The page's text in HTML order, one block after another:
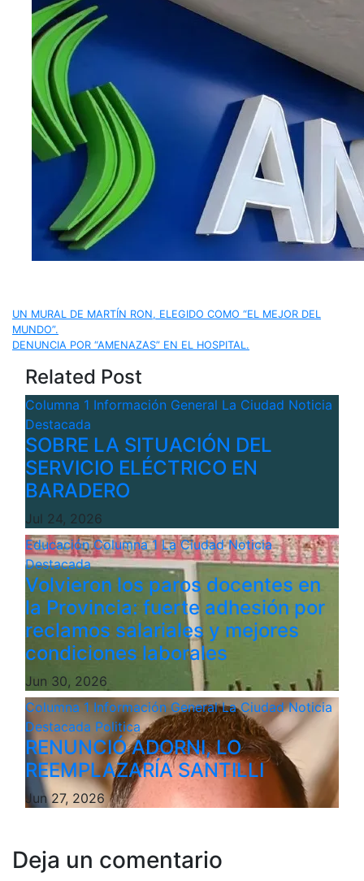
Navegación
de
entradas
UN MURAL DE MARTÍN RON, ELEGIDO COMO “EL MEJOR DEL
MUNDO”.
DENUNCIA POR “AMENAZAS” EN EL HOSPITAL.
Related Post
Columna 1 Información General La Ciudad Noticia
Destacada
SOBRE LA SITUACIÓN DEL
SERVICIO ELÉCTRICO EN
BARADERO
Jul 24, 2026
EducaciónColumna 1 La CiudadNoticia
Destacada
Volvieron los paros docentes en
la Provincia: fuerte adhesión por
reclamos salariales y mejores
condiciones laborales
Jun 30, 2026
Columna 1 Información GeneralLa CiudadNoticia
Destacada Politica
RENUNCIÓ ADORNI, LO
REEMPLAZARÍA SANTILLI
Jun 27, 2026
Deja un comentario